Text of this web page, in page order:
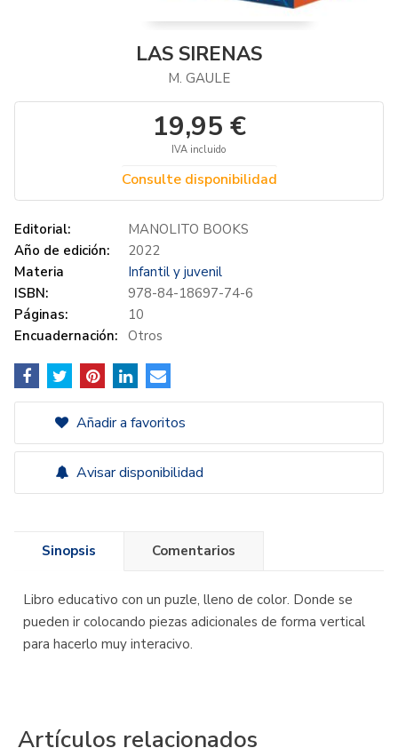
LAS SIRENAS
M. GAULE
19,95 €
IVA incluido
Consulte disponibilidad
Editorial:
MANOLITO BOOKS
Año de edición:
2022
Materia
Infantil y juvenil
ISBN:
978-84-18697-74-6
Páginas:
10
Encuadernación: Otros
Añadir a favoritos
Avisar disponibilidad
Sinopsis Comentarios
Libro educativo con un puzle, lleno de color. Donde se
pueden ir colocando piezas adicionales de forma vertical
para hacerlo muy interacivo.
Artículos relacionados